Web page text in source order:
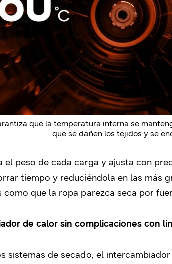
que la temperatura interna se
que se dañen los tejidos y se
peso de cada carga y ajusta con
tiempo y reduciéndola en las más
que la ropa parezca seca por
de calor sin complicaciones con
sistemas de secado, el